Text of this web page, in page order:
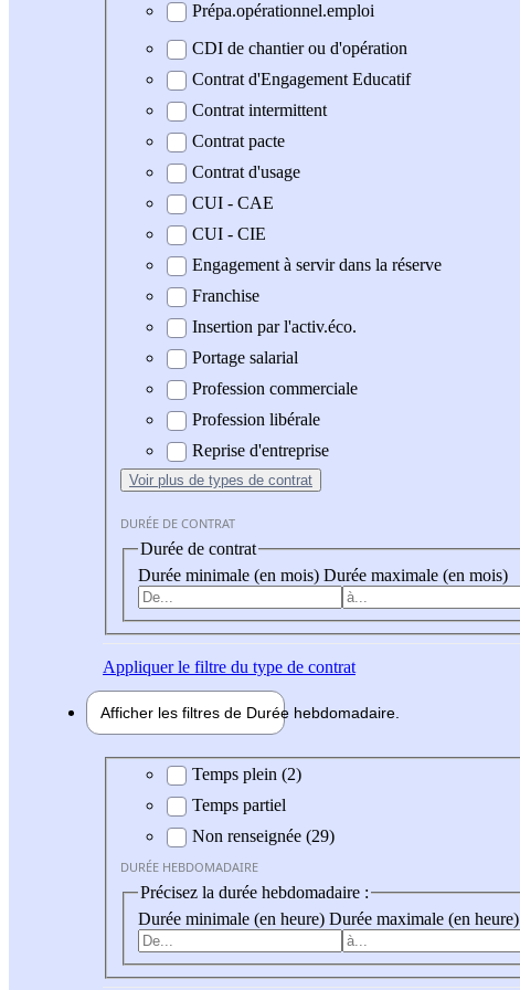
Prépa.opérationnel.emploi
CDI de chantier ou d'opération
Contrat d'Engagement Educatif
Contrat intermittent
Contrat pacte
Contrat d'usage
CUI - CAE
CUI - CIE
Engagement à servir dans la réserve
Franchise
Insertion par l'activ.éco.
Portage salarial
Profession commerciale
Profession libérale
Reprise d'entreprise
Voir plus de types de contrat
DURÉE DE CONTRAT
Durée de contrat
Durée minimale (en mois) Durée maximale (en mois)
Appliquerle filtre du type de contrat
Afficher les filtres de Durée hebdomadaire
Durée hebdomadaire
Temps plein (2)
Temps partiel
Non renseignée (29)
DURÉE HEBDOMADAIRE
Précisez la durée hebdomadaire :
Durée minimale (en heure) Durée maximale (en heure)